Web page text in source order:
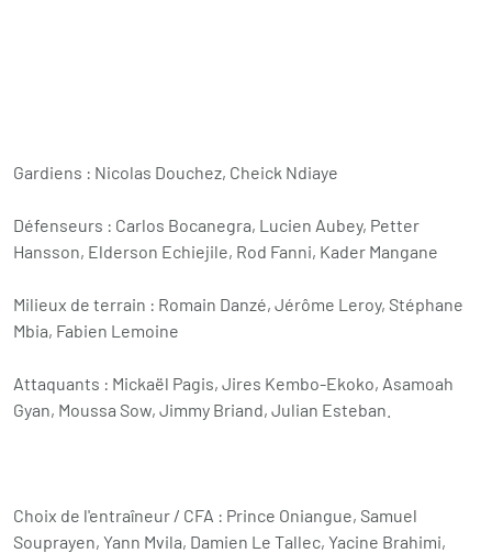
Gardiens : Nicolas Douchez, Cheick Ndiaye
Défenseurs : Carlos Bocanegra, Lucien Aubey, Petter
Hansson, Elderson Echiejile, Rod Fanni, Kader Mangane
Milieux de terrain : Romain Danzé, Jérôme Leroy, Stéphane
Mbia, Fabien Lemoine
Attaquants : Mickaël Pagis, Jires Kembo-Ekoko, Asamoah
Gyan, Moussa Sow, Jimmy Briand, Julian Esteban.
Choix de l'entraîneur / CFA : Prince Oniangue, Samuel
Souprayen, Yann Mvila, Damien Le Tallec, Yacine Brahimi,